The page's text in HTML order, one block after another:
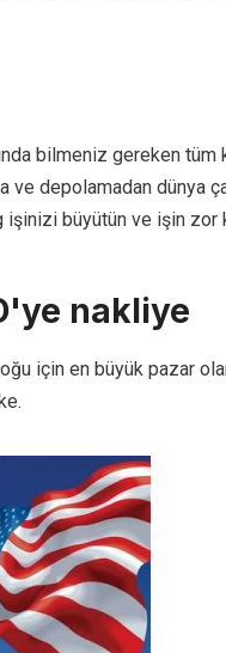
bilmeniz gereken tüm
ve depolamadan
büyütün ve işin zor
nakliye
için en büyük pazar